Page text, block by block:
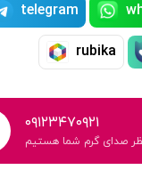
telegram
rubika
۰۹۱۲۳۴۷۰۹۲۱
صدای گرم شما هستیم